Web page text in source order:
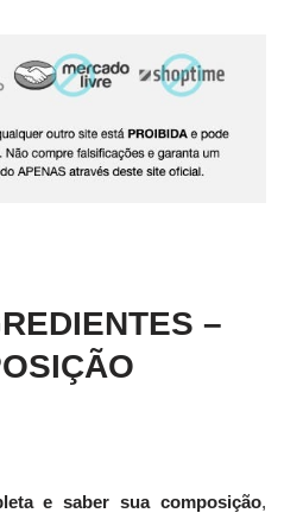
–
e saber sua composição,